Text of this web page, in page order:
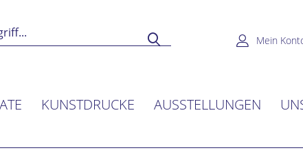
Mein
KUNSTDRUCKE AUSSTELLUNGEN